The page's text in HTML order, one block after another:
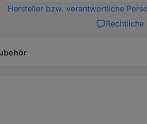
Hersteller bzw. verantwortliche
Rechtliche